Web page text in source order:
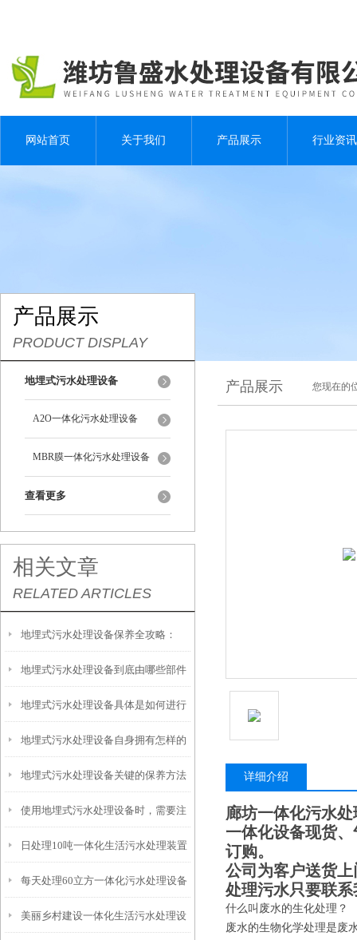
网站首页 关于我们 产品展示 行业资讯
产品展示
PRODUCT DISPLAY
地埋式污水处理设备
A2O一体化污水处理设备
MBR膜一体化污水处理设备
查看更多
相关文章
RELATED ARTICLES
地埋式污水处理设备保养全攻略：
让“地下卫士”持续高效运转
地埋式污水处理设备到底由哪些部件
撑起？核心结构一文拆解
地埋式污水处理设备具体是如何进行
安装的呢？
地埋式污水处理设备自身拥有怎样的
特点呢？
地埋式污水处理设备关键的保养方法
使用地埋式污水处理设备时，需要注
意以下事项
日处理10吨一体化生活污水处理装置
每天处理60立方一体化污水处理设备
美丽乡村建设一体化生活污水处理设
产品展示 您现在的
详细介绍
廊坊一体化污水
一体化设备现货
订购。
公司为客户送货
处理污水只要联
什么叫废水的生化处理？
废水的生物化学处理是废